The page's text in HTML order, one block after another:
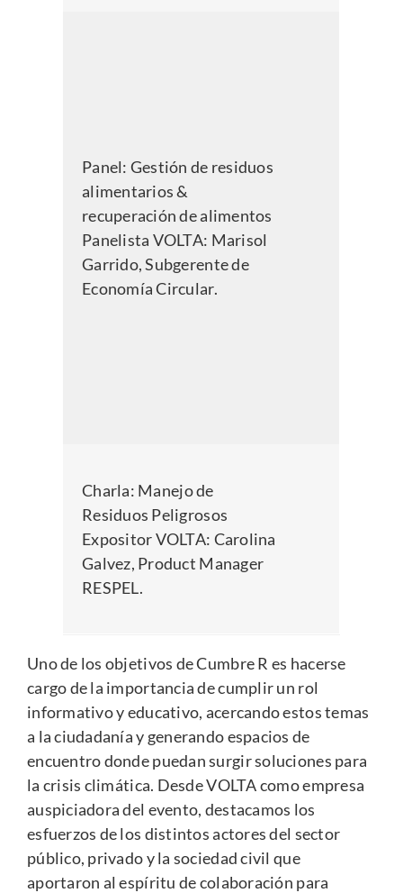
Panel: Gestión de residuos
alimentarios &
recuperación de alimentos
Panelista VOLTA: Marisol
Garrido, Subgerente de
Economía Circular.
Charla: Manejo de
Residuos Peligrosos
Expositor VOLTA: Carolina
Galvez, Product Manager
RESPEL.
Uno de los objetivos de Cumbre R es hacerse
cargo de la importancia de cumplir un rol
informativo y educativo, acercando estos temas
a la ciudadanía y generando espacios de
encuentro donde puedan surgir soluciones para
la crisis climática. Desde VOLTA como empresa
auspiciadora del evento, destacamos los
esfuerzos de los distintos actores del sector
público, privado y la sociedad civil que
aportaron al espíritu de colaboración para